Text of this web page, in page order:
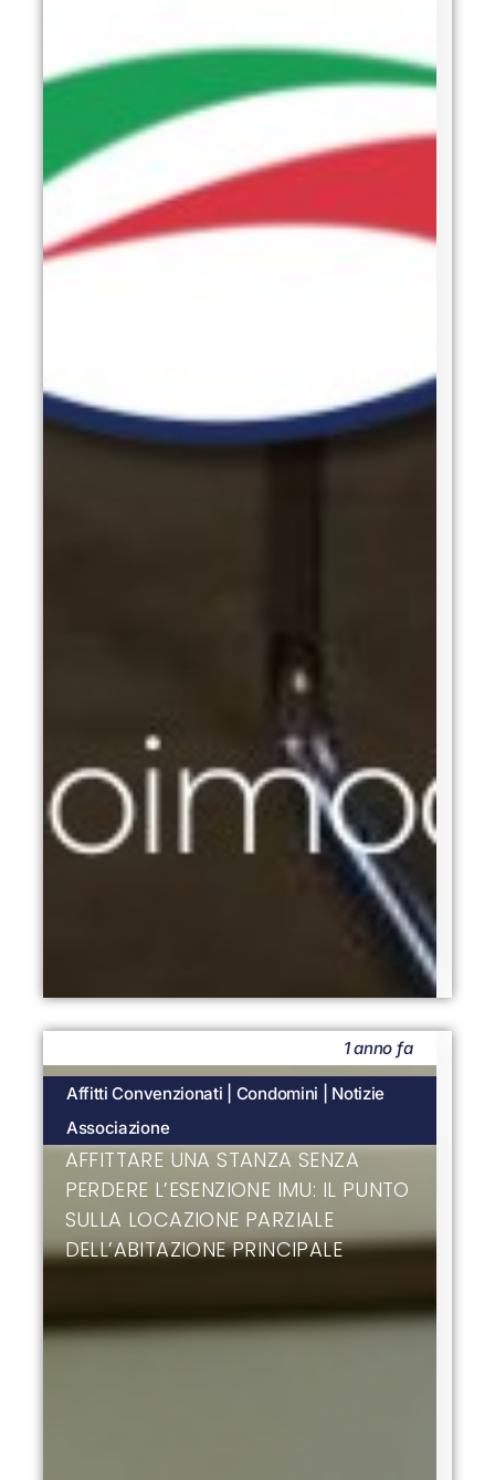
1 anno fa
Affitti Convenzionati Condomini
Notizie
Associazione
AFFITTARE UNA STANZA SENZA
PERDERE L’ESENZIONE IMU: IL PUNTO
SULLA LOCAZIONE PARZIALE
DELL’ABITAZIONE PRINCIPALE